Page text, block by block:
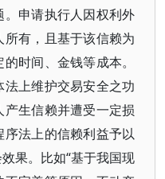
申请执行人因权利外
有，且基于该信赖为
时间、金钱等成本。
上维护交易安全之功
生信赖并遭受一定损
法上的信赖利益予以
果。比如“基于我国现